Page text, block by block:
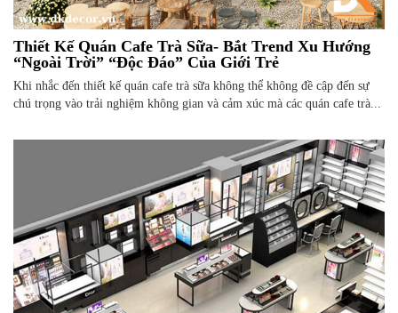
Thiết Kế Quán Cafe Trà Sữa- Bắt Trend Xu Hướng
“Ngoài Trời” “Độc Đáo” Của Giới Trẻ
Khi nhắc đến thiết kế quán cafe trà sữa không thể không đề cập đến sự
chú trọng vào trải nghiệm không gian và cảm xúc mà các quán cafe trà...